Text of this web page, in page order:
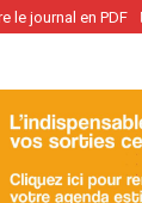
le journal en PDF